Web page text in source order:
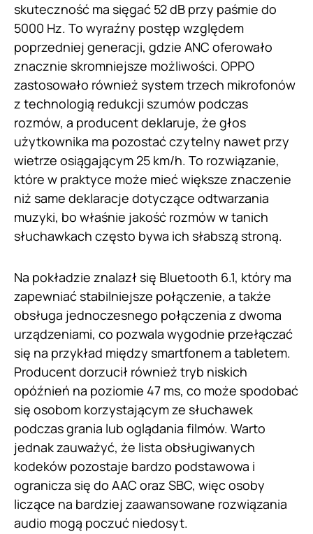
skuteczność ma sięgać 52 dB przy paśmie do
5000 Hz. To wyraźny postęp względem
poprzedniej generacji, gdzie ANC oferowało
znacznie skromniejsze możliwości. OPPO
zastosowało również system trzech mikrofonów
z technologią redukcji szumów podczas
rozmów, a producent deklaruje, że głos
użytkownika ma pozostać czytelny nawet przy
wietrze osiągającym 25 km/h. To rozwiązanie,
które w praktyce może mieć większe znaczenie
niż same deklaracje dotyczące odtwarzania
muzyki, bo właśnie jakość rozmów w tanich
słuchawkach często bywa ich słabszą stroną.
Na pokładzie znalazł się Bluetooth 6.1, który ma
zapewniać stabilniejsze połączenie, a także
obsługa jednoczesnego połączenia z dwoma
urządzeniami, co pozwala wygodnie przełączać
się na przykład między smartfonem a tabletem.
Producent dorzucił również tryb niskich
opóźnień na poziomie 47 ms, co może spodobać
się osobom korzystającym ze słuchawek
podczas grania lub oglądania filmów. Warto
jednak zauważyć, że lista obsługiwanych
kodeków pozostaje bardzo podstawowa i
ogranicza się do AAC oraz SBC, więc osoby
liczące na bardziej zaawansowane rozwiązania
audio mogą poczuć niedosyt.